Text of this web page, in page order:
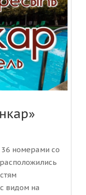
номерами со
видом на